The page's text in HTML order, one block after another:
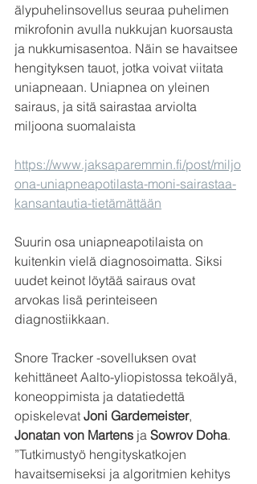
älypuhelinsovellus seuraa puhelimen
mikrofonin avulla nukkujan kuorsausta
ja nukkumisasentoa. Näin se havaitsee
hengityksen tauot, jotka voivat viitata
uniapneaan. Uniapnea on yleinen
sairaus, ja sitä sairastaa arviolta
miljoona suomalaista
https://www.jaksaparemmin.fi/post/miljo
ona-uniapneapotilasta-moni-sairastaa-
kansantautia-tietämättään
Suurin osa uniapneapotilaista on
kuitenkin vielä diagnosoimatta. Siksi
uudet keinot löytää sairaus ovat
arvokas lisä perinteiseen
diagnostiikkaan.
Snore Tracker -sovelluksen ovat
kehittäneet Aalto-yliopistossa tekoälyä,
koneoppimista ja datatiedettä
opiskelevat Joni Gardemeister,
Jonatan von Martens ja Sowrov Doha.
”Tutkimustyö hengityskatkojen
havaitsemiseksi ja algoritmien kehitys